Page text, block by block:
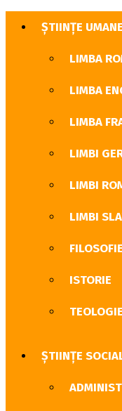
ȘTIINȚE UMANE
LIMBA
LIMBA
LIMBA
LIMBI
LIMBI
LIMBI
FILOSOFIE
ISTORIE
TEOLOGIE
ȘTIINȚE